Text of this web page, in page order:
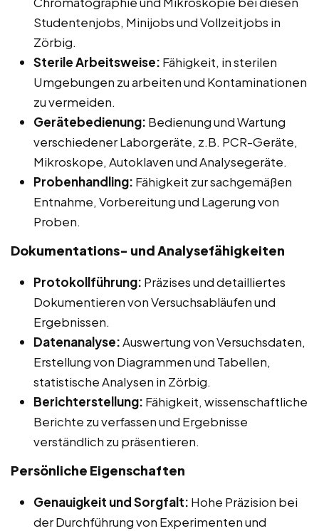
Studentenjobs, Minijobs und Vollzeitjobs in
Zörbig.
Sterile Arbeitsweise: Fähigkeit, in sterilen
Umgebungen zu arbeiten und Kontaminationen
zu vermeiden.
Gerätebedienung: Bedienung und Wartung
verschiedener Laborgeräte, z.B. PCR-Geräte,
Mikroskope, Autoklaven und Analysegeräte.
Probenhandling: Fähigkeit zur sachgemäßen
Entnahme, Vorbereitung und Lagerung von
Proben.
Dokumentations- und Analysefähigkeiten
Protokollführung: Präzises und detailliertes
Dokumentieren von Versuchsabläufen und
Ergebnissen.
Datenanalyse:Auswertung von Versuchsdaten,
Erstellung von Diagrammen und Tabellen,
statistische Analysen in Zörbig.
Berichterstellung: Fähigkeit, wissenschaftliche
Berichte zu verfassen und Ergebnisse
verständlich zu präsentieren.
Persönliche Eigenschaften
Genauigkeit und Sorgfalt: Hohe Präzision bei
der Durchführung von Experimenten und